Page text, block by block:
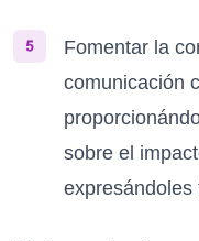
Fomentar la
comunicación
sobre el
expresándoles